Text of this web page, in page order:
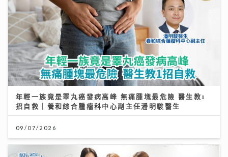
年輕一族竟是睪丸癌發病高峰 無痛腫塊最危險 醫生教1
招自救｜養和綜合腫瘤科中心副主任潘明駿醫生
09/07/2026